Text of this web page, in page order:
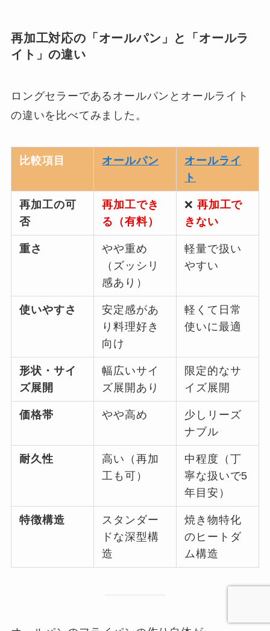
再加工対応の「オールパン」と「オールラ
イト」の違い
ロングセラーであるオールパンとオールライト
の違いを比べてみました。
比較項目 オールパン
オールライ
ト
再加工の可
否
再加工でき
る（有料）
❌ 再加工で
きない
重さ
やや重め
（ズッシリ
感あり）
軽量で扱い
やすい
使いやすさ
安定感があ
り料理好き
向け
軽くて日常
使いに最適
形状・サイ
ズ展開
幅広いサイ
ズ展開あり
限定的なサ
イズ展開
価格帯 やや高め
少しリーズ
ナブル
耐久性
高い（再加
工も可）
中程度（丁
寧な扱いで5
年目安）
特徴構造
スタンダー
ドな深型構
造
焼き物特化
のヒートダ
ム構造